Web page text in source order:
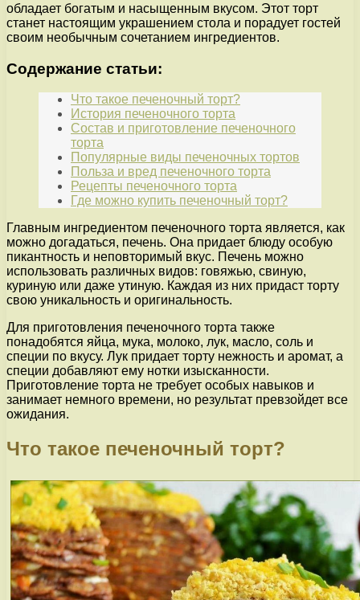
обладает богатым и насыщенным вкусом. Этот торт
станет настоящим украшением стола и порадует гостей
своим необычным сочетанием ингредиентов.
Содержание статьи:
Что такое печеночный торт?
История печеночного торта
Состав и приготовление печеночного
торта
Популярные виды печеночных тортов
Польза и вред печеночного торта
Рецепты печеночного торта
Где можно купить печеночный торт?
Главным ингредиентом печеночного торта является, как
можно догадаться, печень. Она придает блюду особую
пикантность и неповторимый вкус. Печень можно
использовать различных видов: говяжью, свиную,
куриную или даже утиную. Каждая из них придаст торту
свою уникальность и оригинальность.
Для приготовления печеночного торта также
понадобятся яйца, мука, молоко, лук, масло, соль и
специи по вкусу. Лук придает торту нежность и аромат, а
специи добавляют ему нотки изысканности.
Приготовление торта не требует особых навыков и
занимает немного времени, но результат превзойдет все
ожидания.
Что такое печеночный торт?